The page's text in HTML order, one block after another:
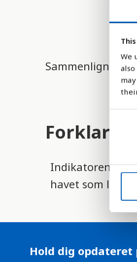
We
o
e
n
e
l
t
Sammenligne
Forklaring
Indikatoren
havet som
Hold dig